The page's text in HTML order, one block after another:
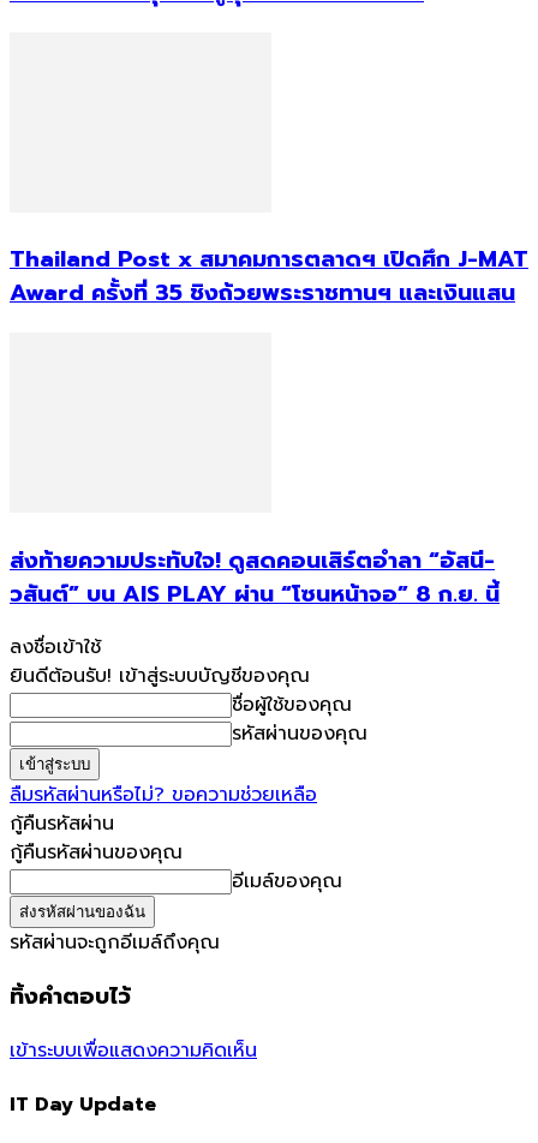
Thailand Post x สมาคมการตลาดฯ เปิดศึก J-MAT
Award ครั้งที่ 35 ชิงถ้วยพระราชทานฯ และเงินแสน
ส่งท้ายความประทับใจ! ดูสดคอนเสิร์ตอำลา “อัสนี-
วสันต์” บน AIS PLAY ผ่าน “โซนหน้าจอ” 8 ก.ย. นี้
ลงชื่อเข้าใช้
ยินดีต้อนรับ! เข้าสู่ระบบบัญชีของคุณ
ชื่อผู้ใช้ของคุณ
รหัสผ่านของคุณ
ลืมรหัสผ่านหรือไม่? ขอความช่วยเหลือ
กู้คืนรหัสผ่าน
กู้คืนรหัสผ่านของคุณ
อีเมล์ของคุณ
รหัสผ่านจะถูกอีเมล์ถึงคุณ
ทิ้งคำตอบไว้
เข้าระบบเพื่อแสดงความคิดเห็น
IT Day Update